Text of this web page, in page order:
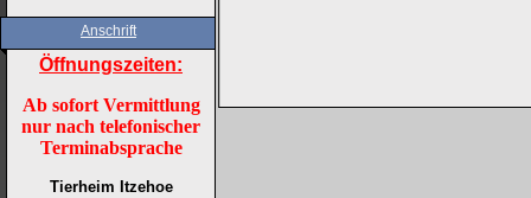
Anschrift
Öffnungszeiten:
Ab sofort Vermittlung
nur nach telefonischer
Terminabsprache
Tierheim Itzehoe